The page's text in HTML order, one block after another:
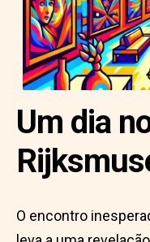
Um dia
O encontro